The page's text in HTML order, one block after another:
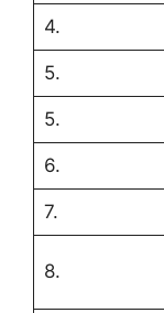
4.
5.
5.
6.
7.
8.